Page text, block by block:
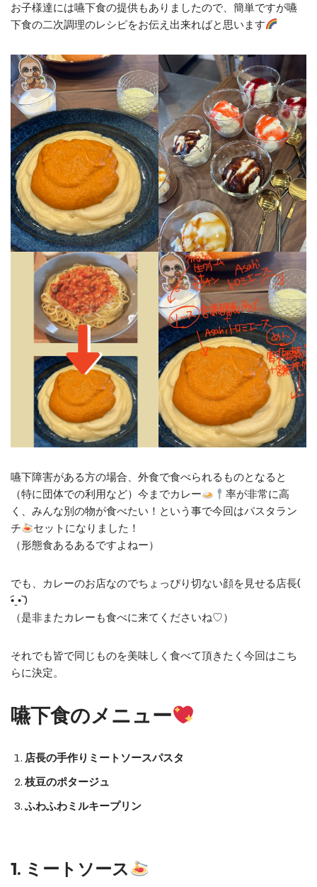
お子様達には嚥下食の提供もありましたので、簡単ですが嚥
下食の二次調理のレシピをお伝え出来ればと思います
嚥下障害がある方の場合、外食で食べられるものとなると
（特に団体での利用など）今までカレー
率が非常に高
く、みんな別の物が食べたい！という事で今回はパスタラン
チ
セットになりました！
（形態食あるあるですよねー）
でも、カレーのお店なのでちょっぴり切ない顔を見せる店長(
•︠ˍ•︡ )
（是非またカレーも食べに来てくださいね♡）
それでも皆で同じものを美味しく食べて頂きたく今回はこち
らに決定。
嚥下食のメニュー
店長の手作りミートソースパスタ
枝豆のポタージュ
ふわふわミルキープリン
1. ミートソース